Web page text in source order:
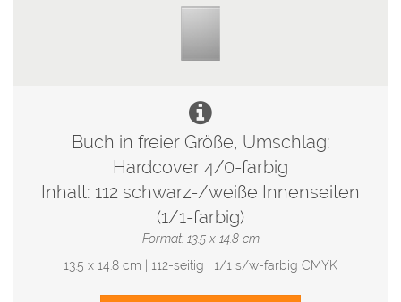
Buch in freier Größe, Umschlag:
Hardcover 4/0-farbig
Inhalt: 112 schwarz-/weiße Innenseiten
(1/1-farbig)
Format: 13.5 x 14.8 cm
13.5 x 14.8 cm | 112-seitig | 1/1 s/w-farbig CMYK